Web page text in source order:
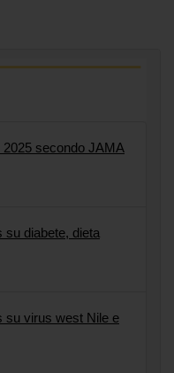
2025 secondo JAMA
su diabete, dieta
su virus west Nile e